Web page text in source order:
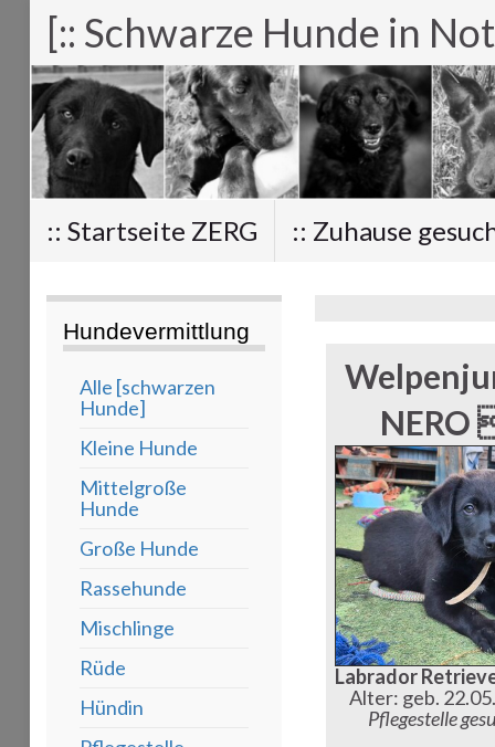
[:: Schwarze Hunde in
:: Startseite ZERG :: Zuhause
Hundevermittlung
Alle [schwarzen
Hunde]
Kleine Hunde
Mittelgroße
Hunde
Große Hunde
Rassehunde
Mischlinge
Rüde
Hündin
NERO
Labrador
Alter: geb.
Pflegestelle